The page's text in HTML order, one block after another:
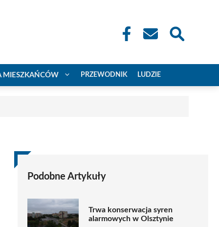
MIESZKAŃCÓW PRZEWODNIK LUDZIE
Podobne Artykuły
Trwa konserwacja syren
alarmowych w Olsztynie